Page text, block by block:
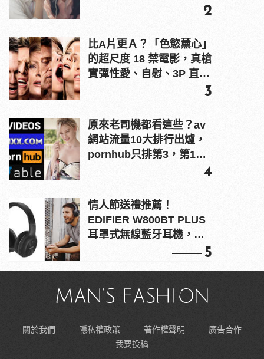
2
比A片更Ａ？「色慾薰心」
的超尺度 18 禁電影，真槍
實彈性愛、自慰、3P 直接
3
原來老司機都看這些？av
網站流量10大排行出爐，
pornhub只排第3，第1名
4
情人節送禮推薦！
EDIFIER W800BT PLUS
耳罩式無線藍牙耳機，在
5
關於我們 隱私權政策 著作權聲明
廣告合作
我要投稿